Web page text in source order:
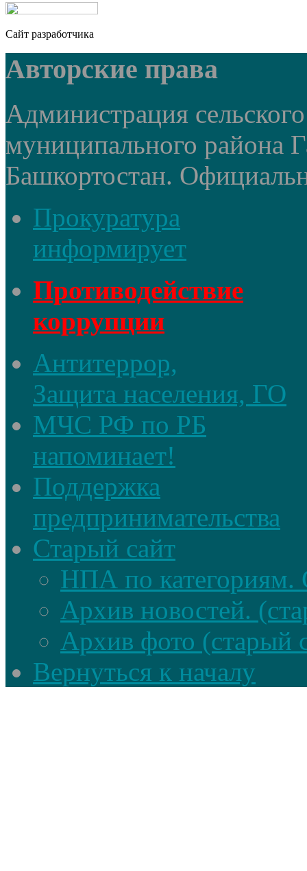
Сайт разработчика
Авторские права
Администрация
муниципального района
Башкортостан.
Прокуратура
информирует
Противодействие
коррупции
Антитеррор,
Защита населения, ГО
МЧС РФ по РБ
напоминает!
Поддержка
предпринимательства
Старый сайт
НПА по категориям.
Архив новостей.
Архив фото (старый
Вернуться к началу